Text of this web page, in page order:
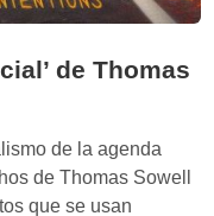
e
e
m
e
de Thomas
de la agenda
de Thomas Sowell
que se usan